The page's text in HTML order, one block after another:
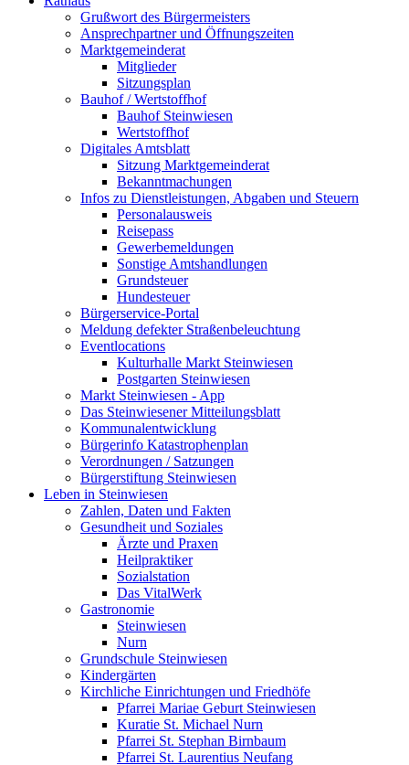
Grußwort des Bürgermeisters
Ansprechpartner und Öffnungszeiten
Marktgemeinderat
Mitglieder
Sitzungsplan
Bauhof / Wertstoffhof
Bauhof Steinwiesen
Wertstoffhof
Digitales Amtsblatt
Sitzung Marktgemeinderat
Bekanntmachungen
Infos zu Dienstleistungen, Abgaben und Steuern
Personalausweis
Reisepass
Gewerbemeldungen
Sonstige Amtshandlungen
Grundsteuer
Hundesteuer
Bürgerservice-Portal
Meldung defekter Straßenbeleuchtung
Eventlocations
Kulturhalle Markt Steinwiesen
Postgarten Steinwiesen
Markt Steinwiesen - App
Das Steinwiesener Mitteilungsblatt
Kommunalentwicklung
Bürgerinfo Katastrophenplan
Verordnungen / Satzungen
Bürgerstiftung Steinwiesen
Leben in Steinwiesen
Zahlen, Daten und Fakten
Gesundheit und Soziales
Ärzte und Praxen
Heilpraktiker
Sozialstation
Das VitalWerk
Gastronomie
Steinwiesen
Nurn
Grundschule Steinwiesen
Kindergärten
Kirchliche Einrichtungen und Friedhöfe
Pfarrei Mariae Geburt Steinwiesen
Kuratie St. Michael Nurn
Pfarrei St. Stephan Birnbaum
Pfarrei St. Laurentius Neufang